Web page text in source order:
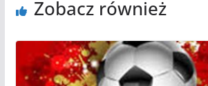
Zobacz również